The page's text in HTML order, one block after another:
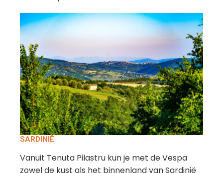
SARDINIË
Vanuit Tenuta Pilastru kun je met de Vespa
zowel de kust als het binnenland van Sardinië